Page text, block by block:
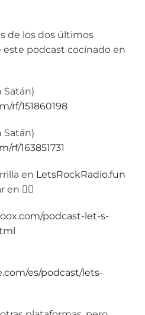
de los dos últimos
podcast cocinado en
Satán)
rf/151860198
Satán)
rf/163851731
en LetsRockRadio.fun
👇🏼
podcast-let-s-
es/podcast/lets-